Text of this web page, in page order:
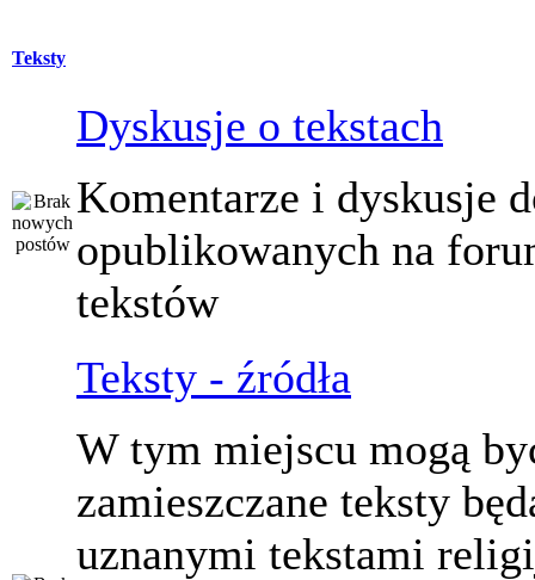
Teksty
Dyskusje o tekstach
Komentarze i dyskusje
opublikowanych na
tekstów
Teksty - źródła
W tym miejscu mogą
zamieszczane teksty
uznanymi tekstami